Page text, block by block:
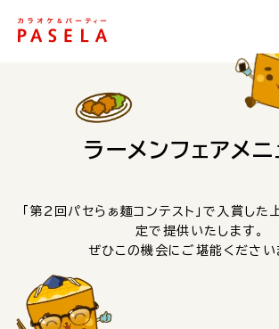
ラーメンフェアメニ
「第2回パセらぁ麺コンテスト」で入賞し
定で提供いたします。
ぜひこの機会にご堪能ください